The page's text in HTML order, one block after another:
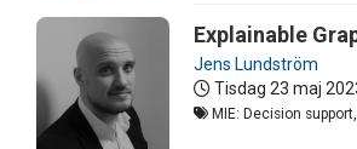
Explainable
Jens Lundström
Tisdag 23 maj
MIE: Decision